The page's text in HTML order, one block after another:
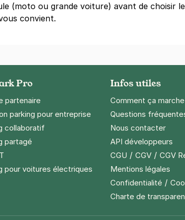
Paris - Batignolles - SAEMES
Paris - Saint-Augustin Bergson - SAEMES
18 rue de Laborde
(tarifs dégressifs)
(moto ou grande voiture) avant de choisir le
convient.
Pro
partenaire
parking pour entreprise
collaboratif
partagé
pour voitures électriques
Infos utiles
Comment ça
Questions
Nous contacter
API développeurs
CGU / CGV/ CGV
Mentions légales
Confidentialité/
Charte de